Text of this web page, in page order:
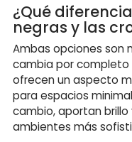
¿Qué
negras y las
Ambas opciones son
cambia por completo
ofrecen un aspecto
para espacios
cambio, aportan
ambientes más